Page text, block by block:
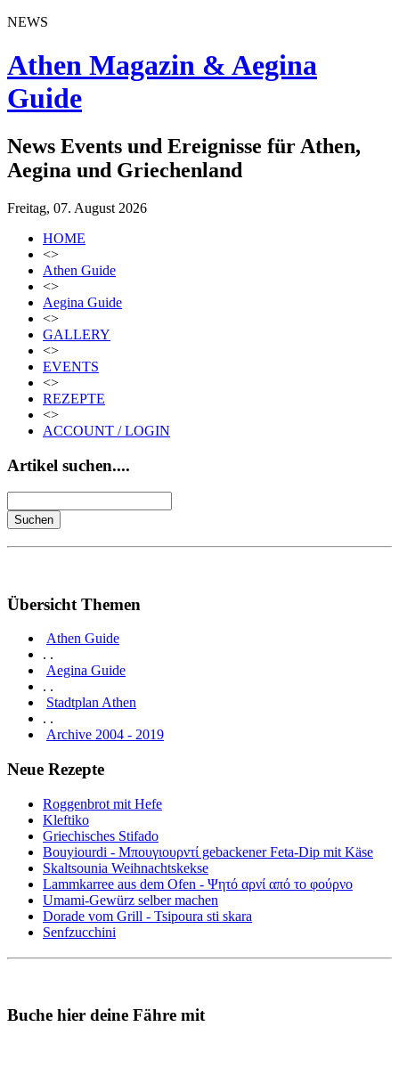
NEWS
Athen Magazin & Aegina
Guide
News Events und Ereignisse für Athen,
Aegina und Griechenland
Freitag, 07. August 2026
HOME
<>
Athen Guide
<>
Aegina Guide
<>
GALLERY
<>
EVENTS
<>
REZEPTE
<>
ACCOUNT / LOGIN
Artikel suchen....
Übersicht Themen
Athen Guide
. .
Aegina Guide
. .
Stadtplan Athen
. .
Archive 2004 - 2019
Neue Rezepte
Roggenbrot mit Hefe
Kleftiko
Griechisches Stifado
Bouyiourdi - Μπουγιουρντί gebackener Feta-Dip mit Käse
Skaltsounia Weihnachtskekse
Lammkarree aus dem Ofen - Ψητό αρνί από το φούρνο
Umami-Gewürz selber machen
Dorade vom Grill - Tsipoura sti skara
Senfzucchini
Buche hier deine Fähre mit